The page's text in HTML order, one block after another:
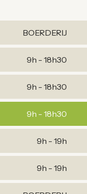
BOERDERIJ
9h - 18h30
9h - 18h30
9h - 18h30
9h - 19h
9h - 19h